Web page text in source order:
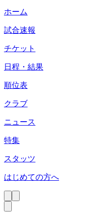
ホーム
試合速報
チケット
日程・結果
順位表
クラブ
ニュース
特集
スタッツ
はじめての方へ